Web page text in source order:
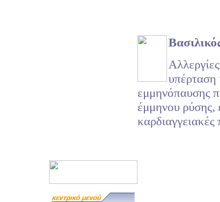
εμμηνόπαυσης
έμμηνου ρύσης,
καρδιαγγειακές